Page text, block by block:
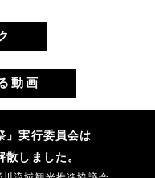
動画
」実行委員会は
しました。